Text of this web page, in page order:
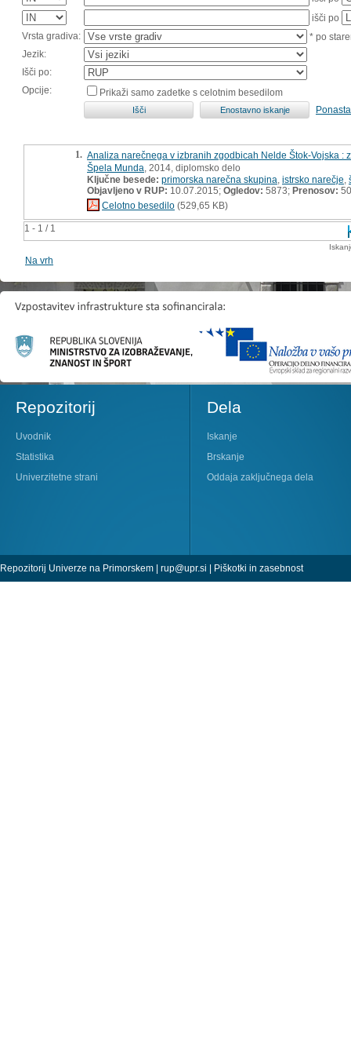
išči po
Vrsta gradiva:
* po
Jezik:
Išči po:
Opcije:
Prikaži samo zadetke s celotnim besedilom
1 - 1 / 1
1. Analiza narečnega v izbranih zgodbicah Nelde Štok-Vojska :
Špela Munda , 2014, diplomsko delo
Ključne besede: primorska narečna skupina istrsko narečje
Objavljeno v RUP: 10.07.2015; Ogledov: 5873; Prenosov: 50
Celotno besedilo (529,65 KB)
Na vrh
Repozitorij
Uvodnik
Statistika
Univerzitetne strani
Dela
Iskanje
Brskanje
Oddaja zaključnega dela
Repozitorij Univerze na Primorskem | rup@upr.si | Piškotki in zasebnost